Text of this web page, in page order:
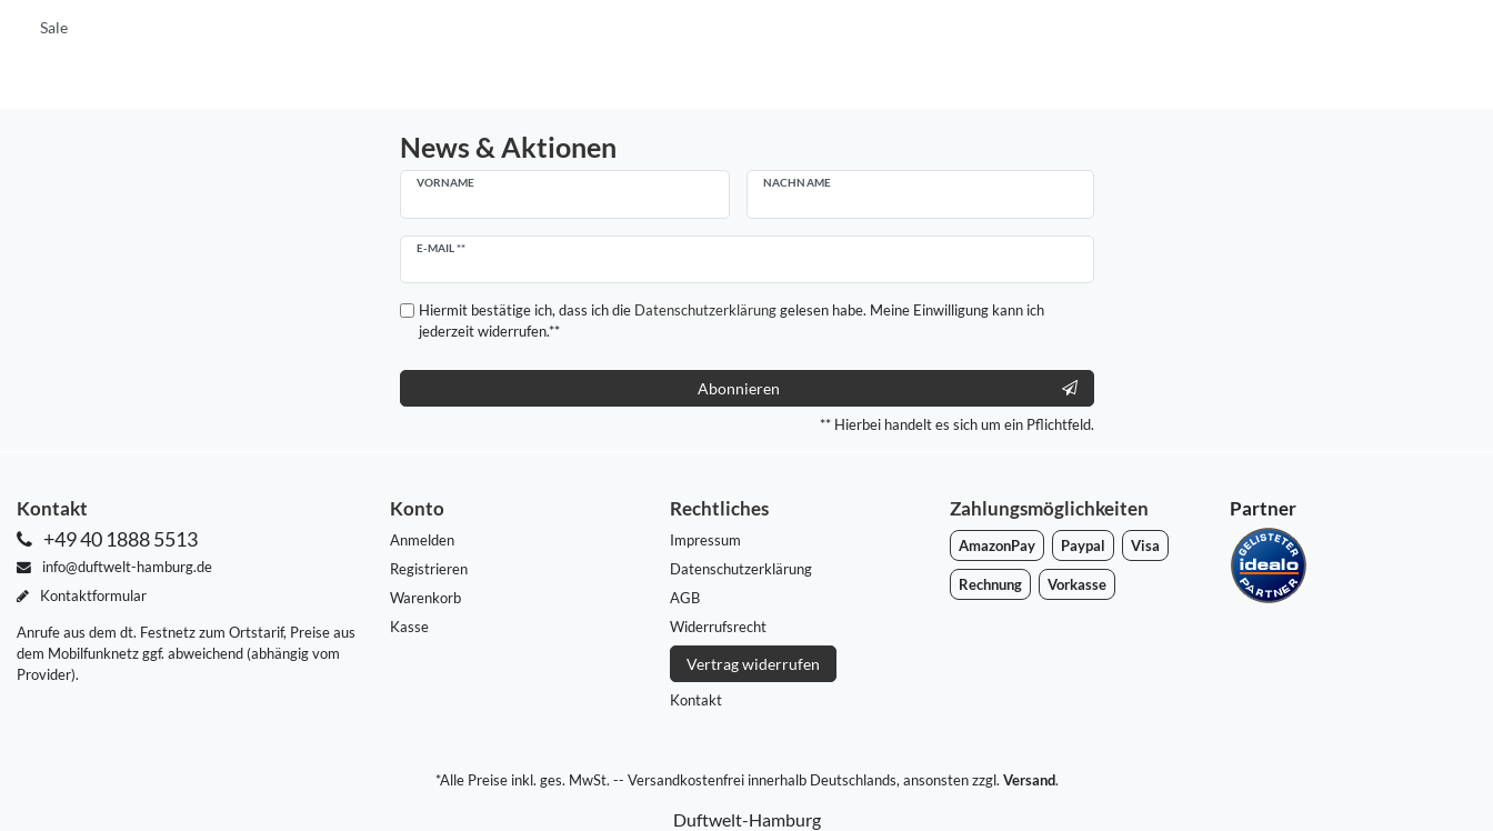
Sale
News & Aktionen
VORNAME NACHNAME
E-MAIL **
Newsletter
Hiermit bestätige ich, dass ich die Daten­schutz­erklärunggelesen habe. Meine Einwilligung kann ich
jederzeit widerrufen.**
Abonnieren
** Hierbei handelt es sich um ein Pflichtfeld.
Kontakt
+49 40 1888 5513
info@duftwelt-hamburg.de
Kontaktformular
Anrufe aus dem dt. Festnetz zum Ortstarif, Preise aus
dem Mobilfunknetz ggf. abweichend (abhängig vom
Provider).
Konto
Anmelden
Registrieren
Warenkorb
Kasse
Rechtliches
Impressum
Daten­schutz­erklärung
AGB
Widerrufs­recht
Vertrag widerrufen
Kontakt
Zahlungsmöglichkeiten
AmazonPay Paypal Visa
Rechnung Vorkasse
Partner
*Alle Preise inkl. ges. MwSt. -- Versandkostenfrei innerhalb Deutschlands, ansonsten zzgl. Versand.
Duftwelt-Hamburg